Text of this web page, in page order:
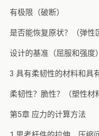
有极限（破断）
是否能恢复原状？（弹性
设计的基准（屈服和强度）
3 具有柔韧性的材料和具
柔韧性？脆性？（塑性材
第5章 应力的计算方法